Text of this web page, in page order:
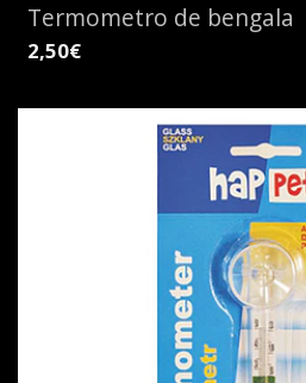
Termometro de bengala
2,50€